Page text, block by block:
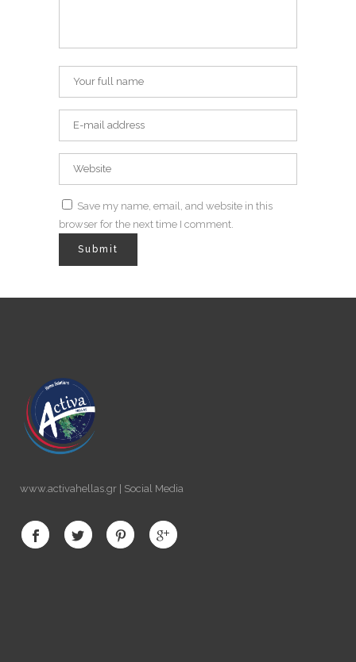
Save my name, email, and website in this
browser for the next time I comment.
www.activahellas.gr | Social Media